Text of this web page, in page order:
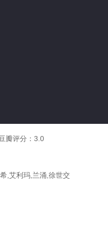
瓣评分： 3.0
,艾利玛,兰涌,徐世交